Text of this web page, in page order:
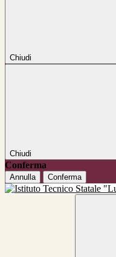
Chiudi
Chiudi
Conferma
Annulla Conferma